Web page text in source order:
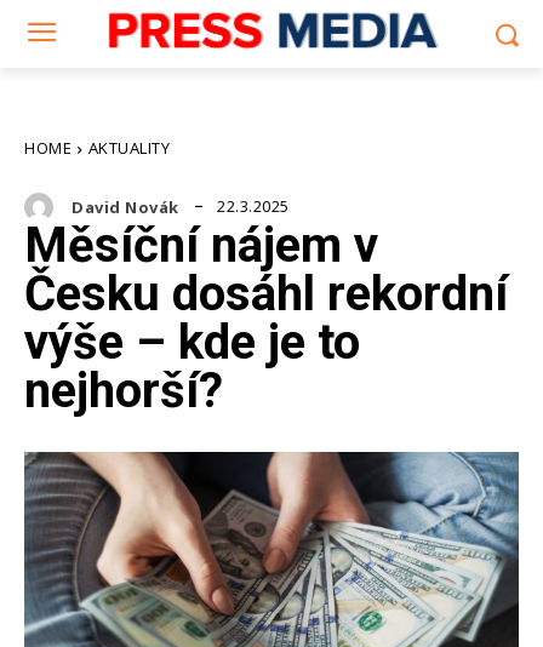
HOME AKTUALITY
David Novák 22.3.2025
Měsíční nájem v
Česku dosáhl rekordní
výše – kde je to
nejhorší?